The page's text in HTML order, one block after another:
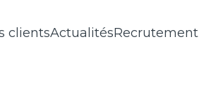
clientsActualitésRecrutement